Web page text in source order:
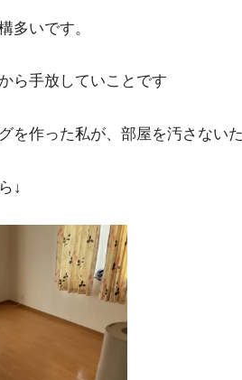
多いです。
ら手放していことです
を作った私が、部屋を汚さない
↓